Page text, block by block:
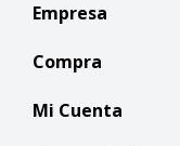
Empresa
Compra
Mi Cuenta